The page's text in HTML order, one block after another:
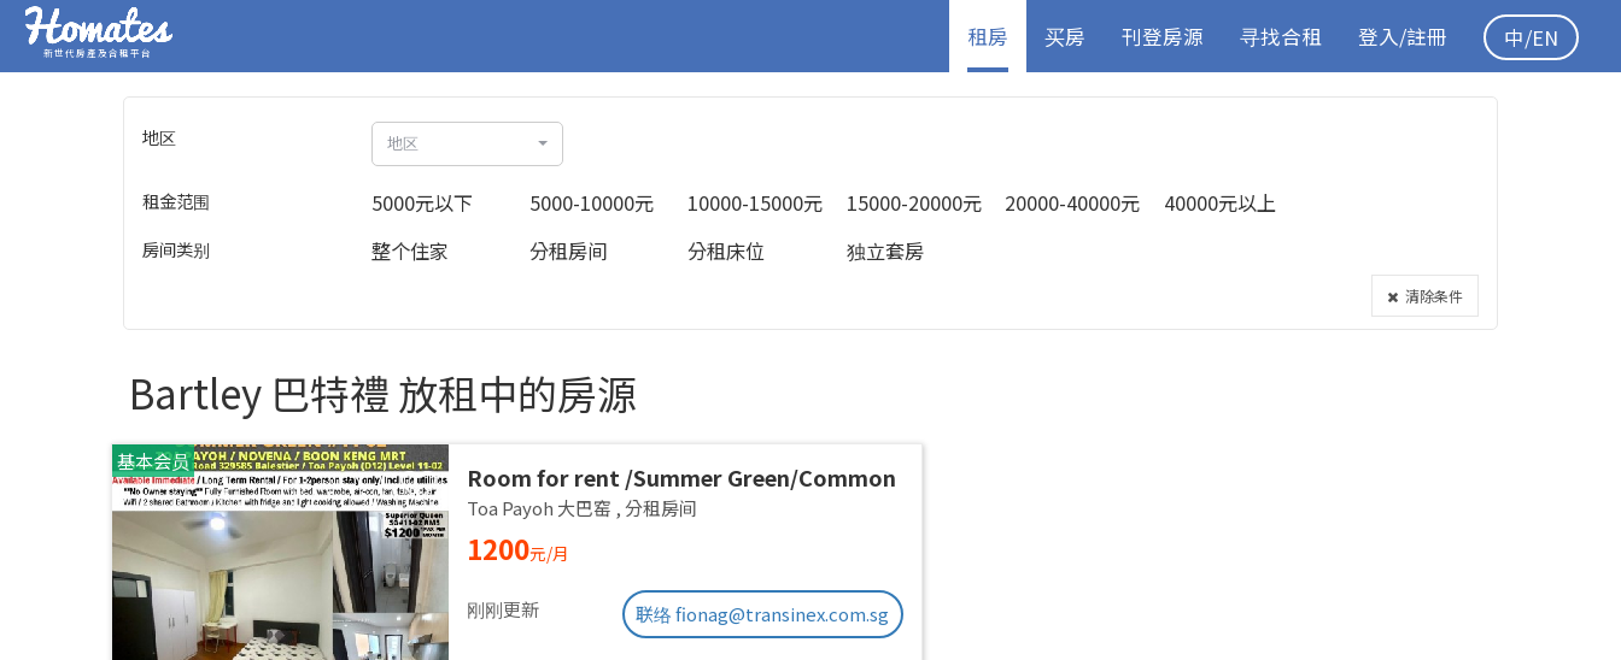
新世代房產及合租平台
租房 买房 刊登房源 寻找合租 登入/註冊 中/EN
地区 地区
租金范围 5000元以下 5000-10000元 10000-15000元 15000-20000元 20000-40000元 40000元以上
房间类别 整个住家 分租房间 分租床位 独立套房
清除条件
Bartley 巴特禮 放租中的房源
基本会员
Room for rent /Summer Green/Common
room/1 pax/Available Immediately
Toa Payoh 大巴窑 ,分租房间
1200元/月
刚刚更新 联络 fionag@transinex.com.sg